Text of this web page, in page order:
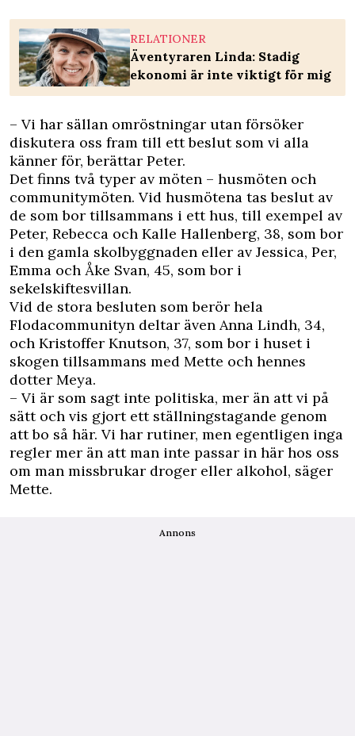
RELATIONER
Äventyraren Linda: Stadig
ekonomi är inte viktigt för mig
– Vi har sällan omröstningar utan försöker
diskutera oss fram till ett beslut som vi alla
känner för, berättar Peter.
Det finns två typer av möten – husmöten och
communitymöten. Vid husmötena tas beslut av
de som bor tillsammans i ett hus, till exempel av
Peter, Rebecca och Kalle Hallenberg, 38, som bor
i den gamla skolbyggnaden eller av Jessica, Per,
Emma och Åke Svan, 45, som bor i
sekelskiftesvillan.
Vid de stora besluten som berör hela
Flodacommunityn deltar även Anna Lindh, 34,
och Kristoffer Knutson, 37, som bor i huset i
skogen tillsammans med Mette och hennes
dotter Meya.
– Vi är som sagt inte politiska, mer än att vi på
sätt och vis gjort ett ställningstagande genom
att bo så här. Vi har rutiner, men egentligen inga
regler mer än att man inte passar in här hos oss
om man missbrukar droger eller alkohol, säger
Mette.
Annons